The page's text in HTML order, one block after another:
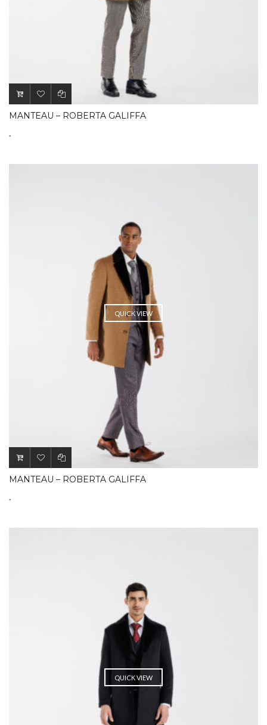
MANTEAU – ROBERTA GALIFFA
QUICK VIEW
MANTEAU – ROBERTA GALIFFA
.
QUICK VIEW